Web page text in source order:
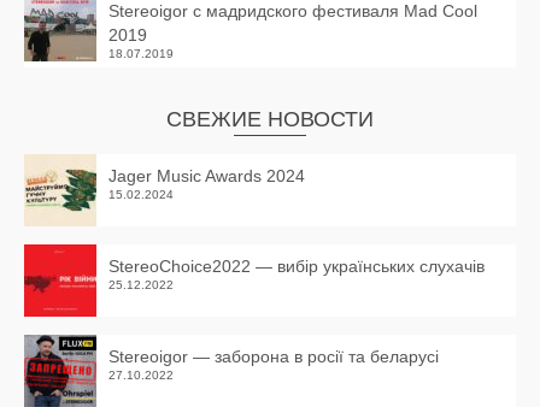
Stereoigor с мадридского фестиваля Mad Cool
2019
18.07.2019
СВЕЖИЕ НОВОСТИ
Jager Music Awards 2024
15.02.2024
StereoChoice2022 — вибір українських слухачів
25.12.2022
Stereoigor — заборона в росії та беларусі
27.10.2022